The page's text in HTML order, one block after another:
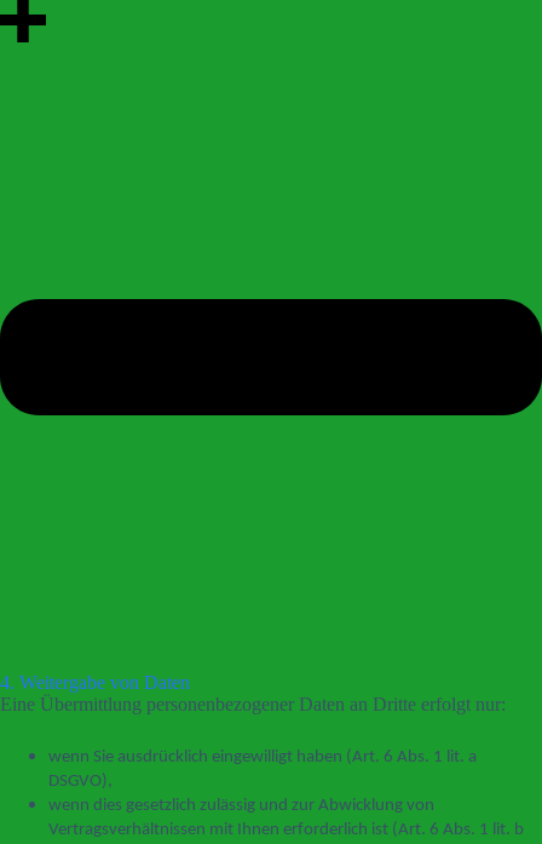
4. Weitergabe von Daten
Eine Übermittlung personenbezogener Daten an Dritte erfolgt nur:
wenn Sie ausdrücklich eingewilligt haben (Art. 6 Abs. 1 lit. a
DSGVO),
wenn dies gesetzlich zulässig und zur Abwicklung von
Vertragsverhältnissen mit Ihnen erforderlich ist (Art. 6 Abs. 1 lit. b